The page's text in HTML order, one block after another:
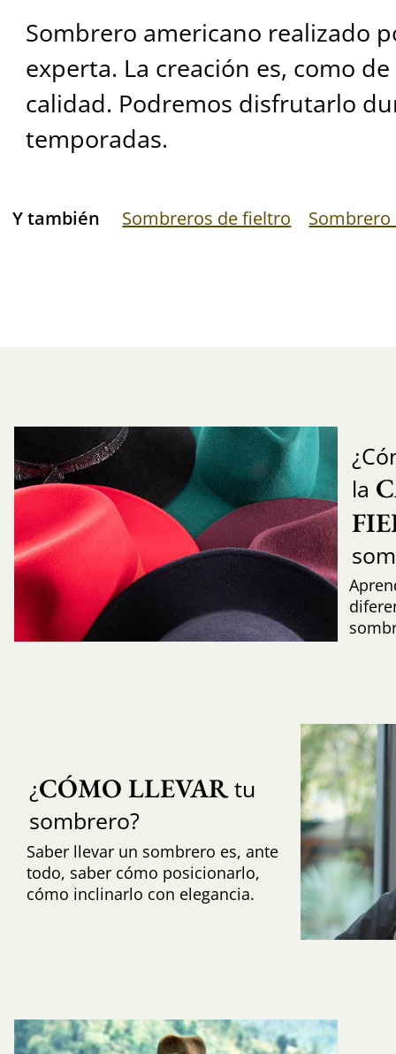
Sombrero americano realizado
experta. La creación es, como
calidad. Podremos disfrutarlo
temporadas.
Y también Sombreros de fieltro
la
¿CÓMO LLEVARtu
sombrero?
Saber llevar un sombrero es, ante
todo, saber cómo posicionarlo,
cómo inclinarlo con elegancia.